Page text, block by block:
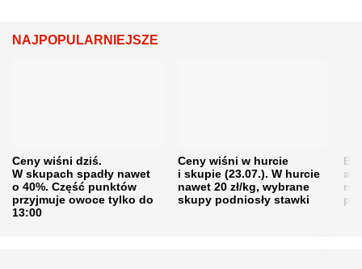
NAJPOPULARNIEJSZE
Ceny wiśni dziś.
W skupach spadły nawet
o 40%. Część punktów
przyjmuje owoce tylko do
13:00
Ceny wiśni w hurcie
i skupie (23.07.). W hurcie
nawet 20 zł/kg, wybrane
skupy podniosły stawki